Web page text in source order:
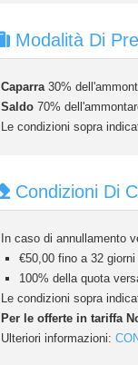
Modalità Di
Caparra 30%
Saldo 70%
Le condizioni sopra
Condizioni Di
In caso di annullamento
€50,00 fino a 32
100% della quota
Le condizioni sopra
Per le offerte in tariffa
Ulteriori informazioni: